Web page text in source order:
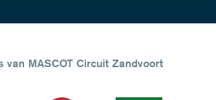
van MASCOT Circuit Zandvoort